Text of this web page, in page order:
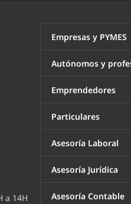
a 14H
Empresas y PYMES
Autónomos y
Emprendedores
Particulares
Asesoría Laboral
Asesoría Jurídica
Asesoría Contable